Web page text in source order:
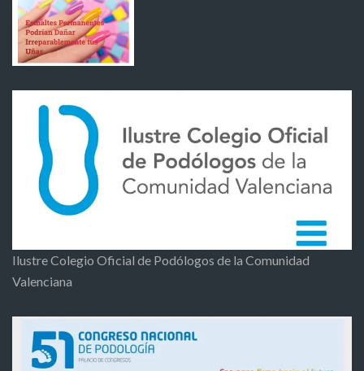
Ilustre Colegio Oficial de Podólogos de la Comunidad
Valenciana